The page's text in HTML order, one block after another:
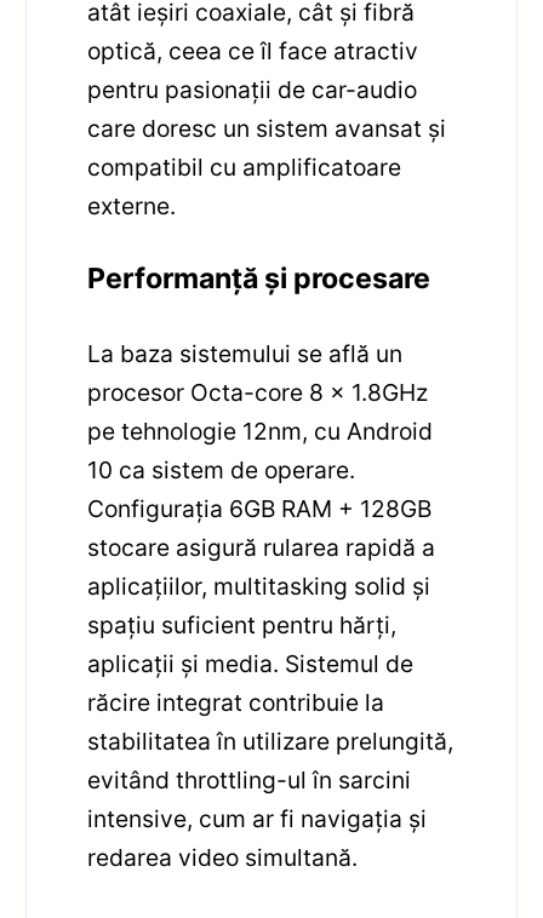
atât ieșiri coaxiale, cât și fibră
optică, ceea ce îl face atractiv
pentru pasionații de car-audio
care doresc un sistem avansat și
compatibil cu amplificatoare
externe.
Performanță și procesare
La baza sistemului se află un
procesor Octa-core 8 x 1.8GHz
pe tehnologie 12nm, cu Android
10 ca sistem de operare.
Configurația 6GB RAM + 128GB
stocare asigură rularea rapidă a
aplicațiilor, multitasking solid și
spațiu suficient pentru hărți,
aplicații și media. Sistemul de
răcire integrat contribuie la
stabilitatea în utilizare prelungită,
evitând throttling-ul în sarcini
intensive, cum ar fi navigația și
redarea video simultană.